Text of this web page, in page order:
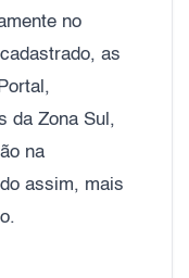
no
as
da Zona Sul,
na
assim, mais